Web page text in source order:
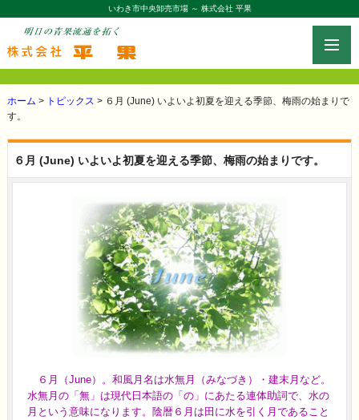
いわき市中央卸売市場 ～ 株式会社 平果
ホーム > トピックス > ６月 (June) いよいよ初夏を迎える季節、梅雨の始まりで
す。
６月 (June) いよいよ初夏を迎える季節、梅雨の始まりです。
６月（June）。和風月名は水無月（みなづき）・建末月など。
水無月の「無」は現代日本語の「の」にあたる連体助詞で、水の
月という意味になります。陰暦６月は田に水を引く月であること
toggle